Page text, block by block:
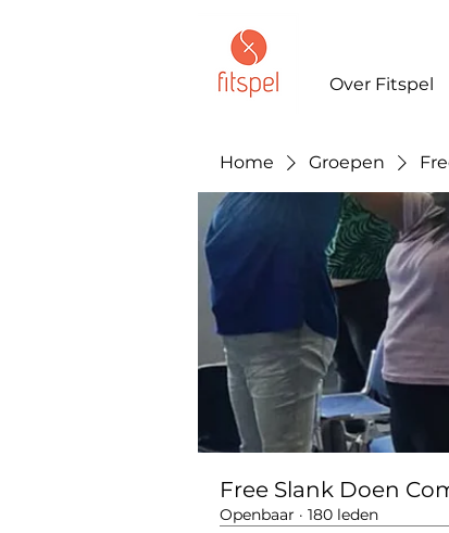
Over Fitspel
Home Groepen
Free Slank Doen
Openbaar · 180 leden